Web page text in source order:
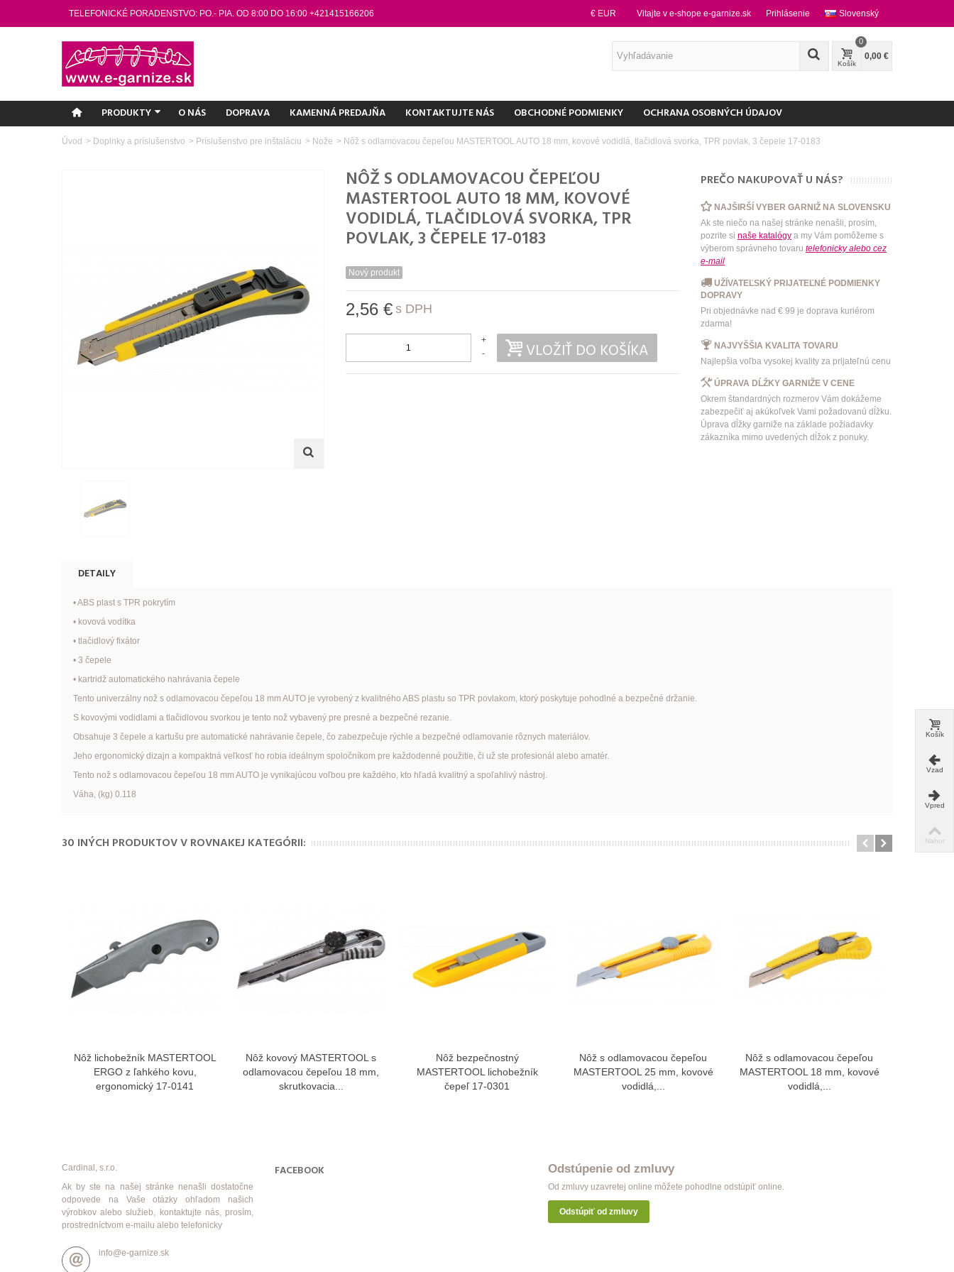
TELEFONICKÉ PORADENSTVO: PO.- PIA. OD 8:00 DO 16:00 +421415166206 Slovenský
Vitajte v e-shope e-garnize.sk Prihlásenie
€ EUR
Košík
0
0,00 €
PRODUKTY O NÁS DOPRAVA KAMENNÁ PREDAJŇA KONTAKTUJTE NÁS OBCHODNÉ PODMIENKY OCHRANA OSOBNÝCH ÚDAJOV
Úvod > Doplnky a príslušenstvo > Príslušenstvo pre inštaláciu > Nože > Nôž s odlamovacou čepeľou MASTERTOOL AUTO 18 mm, kovové vodidlá, tlačidlová svorka, TPR povlak, 3 čepele 17-0183
NÔŽ S ODLAMOVACOU ČEPEĽOU
MASTERTOOL AUTO 18 MM, KOVOVÉ
VODIDLÁ, TLAČIDLOVÁ SVORKA, TPR
POVLAK, 3 ČEPELE 17-0183
Nový produkt
2,56 € s DPH
-
+ VLOŽIŤ DO KOŠÍKA
PREČO NAKUPOVAŤ U NÁS?
NAJŠIRŠÍ VYBER GARNIŽ NA SLOVENSKU
Ak ste niečo na našej stránke nenašli, prosím,
pozrite si naše katalógya my Vám pomôžeme s
výberom správneho tovaru telefonicky alebo cez
e-mail
UŽÍVATEĽSKÝ PRIJATEĽNÉ PODMIENKY
DOPRAVY
Pri objednávke nad € 99 je doprava kuriérom
zdarma!
NAJVYŠŠIA KVALITA TOVARU
Najlepšia voľba vysokej kvality za prijateľnú cenu
ÚPRAVA DĹŽKY GARNIŽE V CENE
Okrem štandardných rozmerov Vám dokážeme
zabezpečiť aj akúkoľvek Vami požadovanú dĺžku.
Úprava dĺžky garniže na základe požiadavky
zákazníka mimo uvedených dĺžok z ponuky.
DETAILY
• ABS plast s TPR pokrytím
• kovová vodítka
• tlačidlový fixátor
• 3 čepele
• kartridž automatického nahrávania čepele
Tento univerzálny nož s odlamovacou čepeľou 18 mm AUTO je vyrobený z kvalitného ABS plastu so TPR povlakom, ktorý poskytuje pohodlné a bezpečné držanie.
S kovovými vodidlami a tlačidlovou svorkou je tento nož vybavený pre presné a bezpečné rezanie.
Obsahuje 3 čepele a kartušu pre automatické nahrávanie čepele, čo zabezpečuje rýchle a bezpečné odlamovanie rôznych materiálov.
Jeho ergonomický dizajn a kompaktná veľkosť ho robia ideálnym spoločníkom pre každodenné použitie, či už ste profesionál alebo amatér.
Tento nož s odlamovacou čepeľou 18 mm AUTO je vynikajúcou voľbou pre každého, kto hľadá kvalitný a spoľahlivý nástroj.
Váha, (kg) 0.118
30 INÝCH PRODUKTOV V ROVNAKEJ KATEGÓRII:
Zobraziť viac
Nôž lichobežník MASTERTOOL
ERGO z ľahkého kovu,
ergonomický 17-0141
Zobraziť viac
Nôž kovový MASTERTOOL s
odlamovacou čepeľou 18 mm,
skrutkovacia...
Zobraziť viac
Nôž bezpečnostný
MASTERTOOL lichobežník
čepeľ 17-0301
Zobraziť viac
Nôž s odlamovacou čepeľou
MASTERTOOL 25 mm, kovové
vodidlá,...
Zobraziť viac
Nôž s odlamovacou čepeľou
MASTERTOOL 18 mm, kovové
vodidlá,...
Cardinal, s.r.o.
Ak by ste na našej stránke nenašli dostatočne
odpovede na Vaše otázky ohľadom našich
výrobkov alebo služieb, kontaktujte nás, prosím,
prostredníctvom e-mailu alebo telefonicky
info@e-garnize.sk
FACEBOOK Odstúpenie od zmluvy
Od zmluvy uzavretej online môžete pohodlne odstúpiť online.
Odstúpiť od zmluvy
Košík
Vzad
Vpred
Nahor